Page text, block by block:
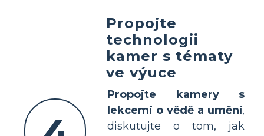
Propojte
technologii
kamer s tématy
ve výuce
Propojte kamery s
lekcemi o vědě a umění,
diskutujte o tom, jak